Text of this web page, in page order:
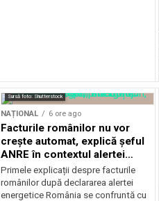
Sursă foto: Shutterstock
NAȚIONAL 6 ore ago
Facturile românilor nu vor
crește automat, explică șeful
ANRE în contextul alertei
energetice
Primele explicații despre facturile
românilor după declararea alertei
energetice România se confruntă cu